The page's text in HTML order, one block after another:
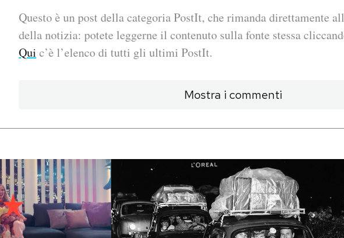
Questo è un post della categoria PostIt, che rimanda direttamente
della notizia: potete leggerne il contenuto sulla fonte stessa
Qui c’è l’elenco di tutti gli ultimi PostIt.
Mostra i commenti